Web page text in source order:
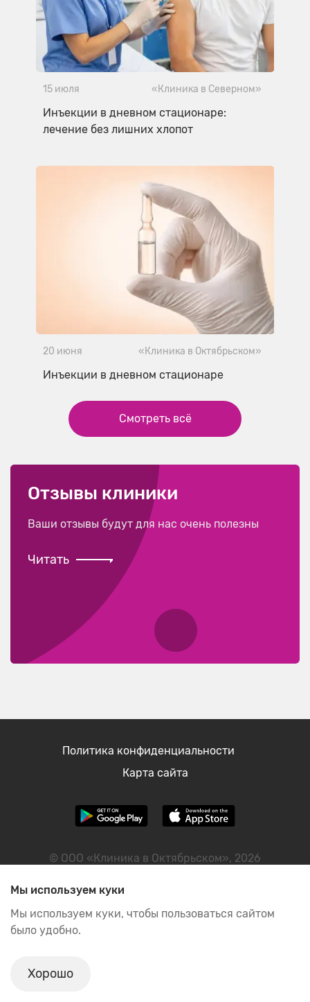
15 июля «Клиника в Северном»
Инъекции в дневном стационаре:
лечение без лишних хлопот
20 июня «Клиника в Октябрьском»
Инъекции в дневном стационаре
Смотреть всё
Отзывы клиники
Ваши отзывы будут для нас очень полезны
Читать
© ООО «Клиника в Октябрьском», 2026
Политика конфиденциальности
Карта сайта
Л041-01019-24/00651434 от 16.05.2023
Мы используем куки
Мы используем куки, чтобы пользоваться сайтом
было удобно.
Хорошо